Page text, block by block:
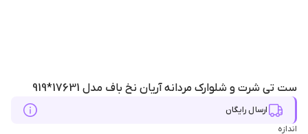
ست تی شرت و شلوارک مردانه آریان نخ باف مدل 17631*919
ارسال رایگان
اندازه